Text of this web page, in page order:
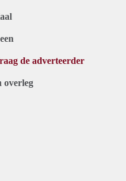
de adverteerder
overleg